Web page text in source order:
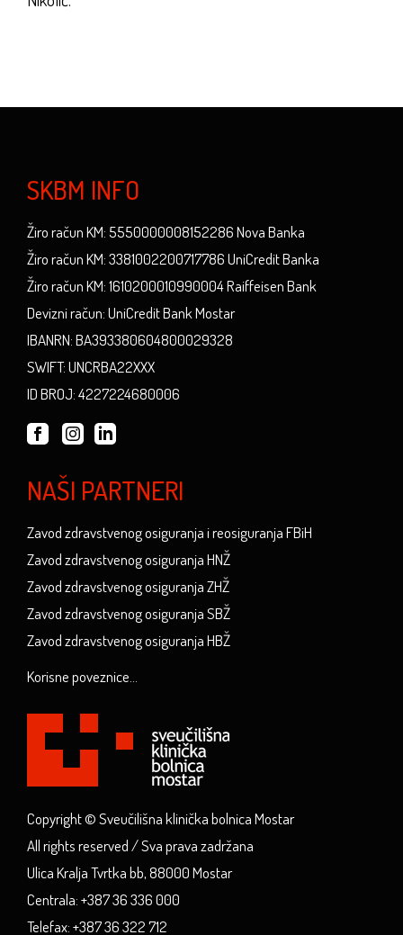
SKBM INFO
Žiro račun KM: 5550000008152286 Nova Banka
Žiro račun KM: 3381002200717786 UniCredit Banka
Žiro račun KM: 1610200010990004 Raiffeisen Bank
Devizni račun: UniCredit Bank Mostar
IBANRN: BA393380604800029328
SWIFT: UNCRBA22XXX
ID BROJ: 4227224680006
NAŠI PARTNERI
Zavod zdravstvenog osiguranja i reosiguranja FBiH
Zavod zdravstvenog osiguranja HNŽ
Zavod zdravstvenog osiguranja ZHŽ
Zavod zdravstvenog osiguranja SBŽ
Zavod zdravstvenog osiguranja HBŽ
Korisne poveznice...
Copyright © Sveučilišna klinička bolnica Mostar
All rights reserved / Sva prava zadržana
Ulica Kralja Tvrtka bb, 88000 Mostar
Centrala: +387 36 336 000
Telefax: +387 36 322 712